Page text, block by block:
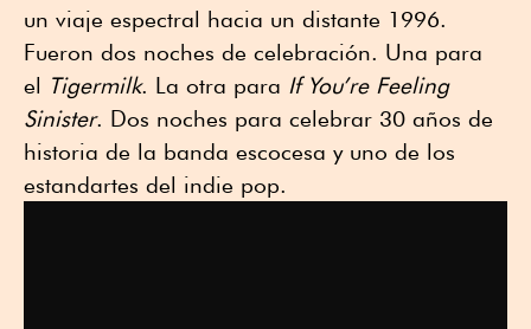
un viaje espectral hacia un distante 1996.
Fueron dos noches de celebración. Una para
el Tigermilk. La otra para If You’re Feeling
Sinister. Dos noches para celebrar 30 años de
historia de la banda escocesa y uno de los
estandartes del indie pop.